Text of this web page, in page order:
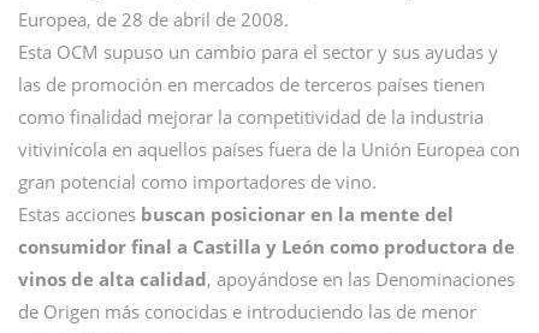
Europea, de 28 de abril de 2008.
Esta OCM supuso un cambio para el sector y sus ayudas y
las de promoción en mercados de terceros países tienen
como finalidad mejorar la competitividad de la industria
vitivinícola en aquellos países fuera de la Unión Europea con
gran potencial como importadores de vino.
Estas acciones buscan posicionar en la mente del
consumidor final a Castilla y León como productora de
vinos de alta calidad, apoyándose en las Denominaciones
de Origen más conocidas e introduciendo las de menor